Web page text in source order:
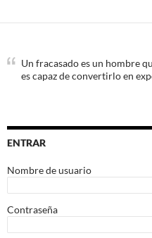
Un fracasado es un hombre
es capaz de convertirlo en
ENTRAR
Nombre de usuario
Contraseña